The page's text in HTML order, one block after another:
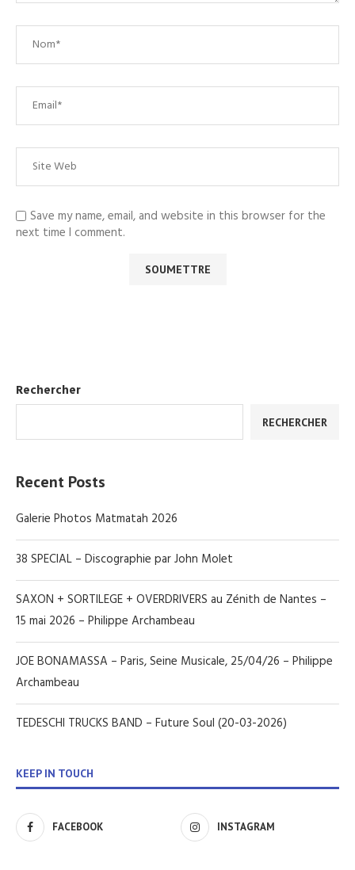
Save my name, email, and website in this browser for the
next time I comment.
Rechercher
RECHERCHER
Recent Posts
Galerie Photos Matmatah 2026
38 SPECIAL – Discographie par John Molet
SAXON + SORTILEGE + OVERDRIVERS au Zénith de Nantes –
15 mai 2026 – Philippe Archambeau
JOE BONAMASSA – Paris, Seine Musicale, 25/04/26 – Philippe
Archambeau
TEDESCHI TRUCKS BAND – Future Soul (20-03-2026)
KEEP IN TOUCH
FACEBOOK INSTAGRAM